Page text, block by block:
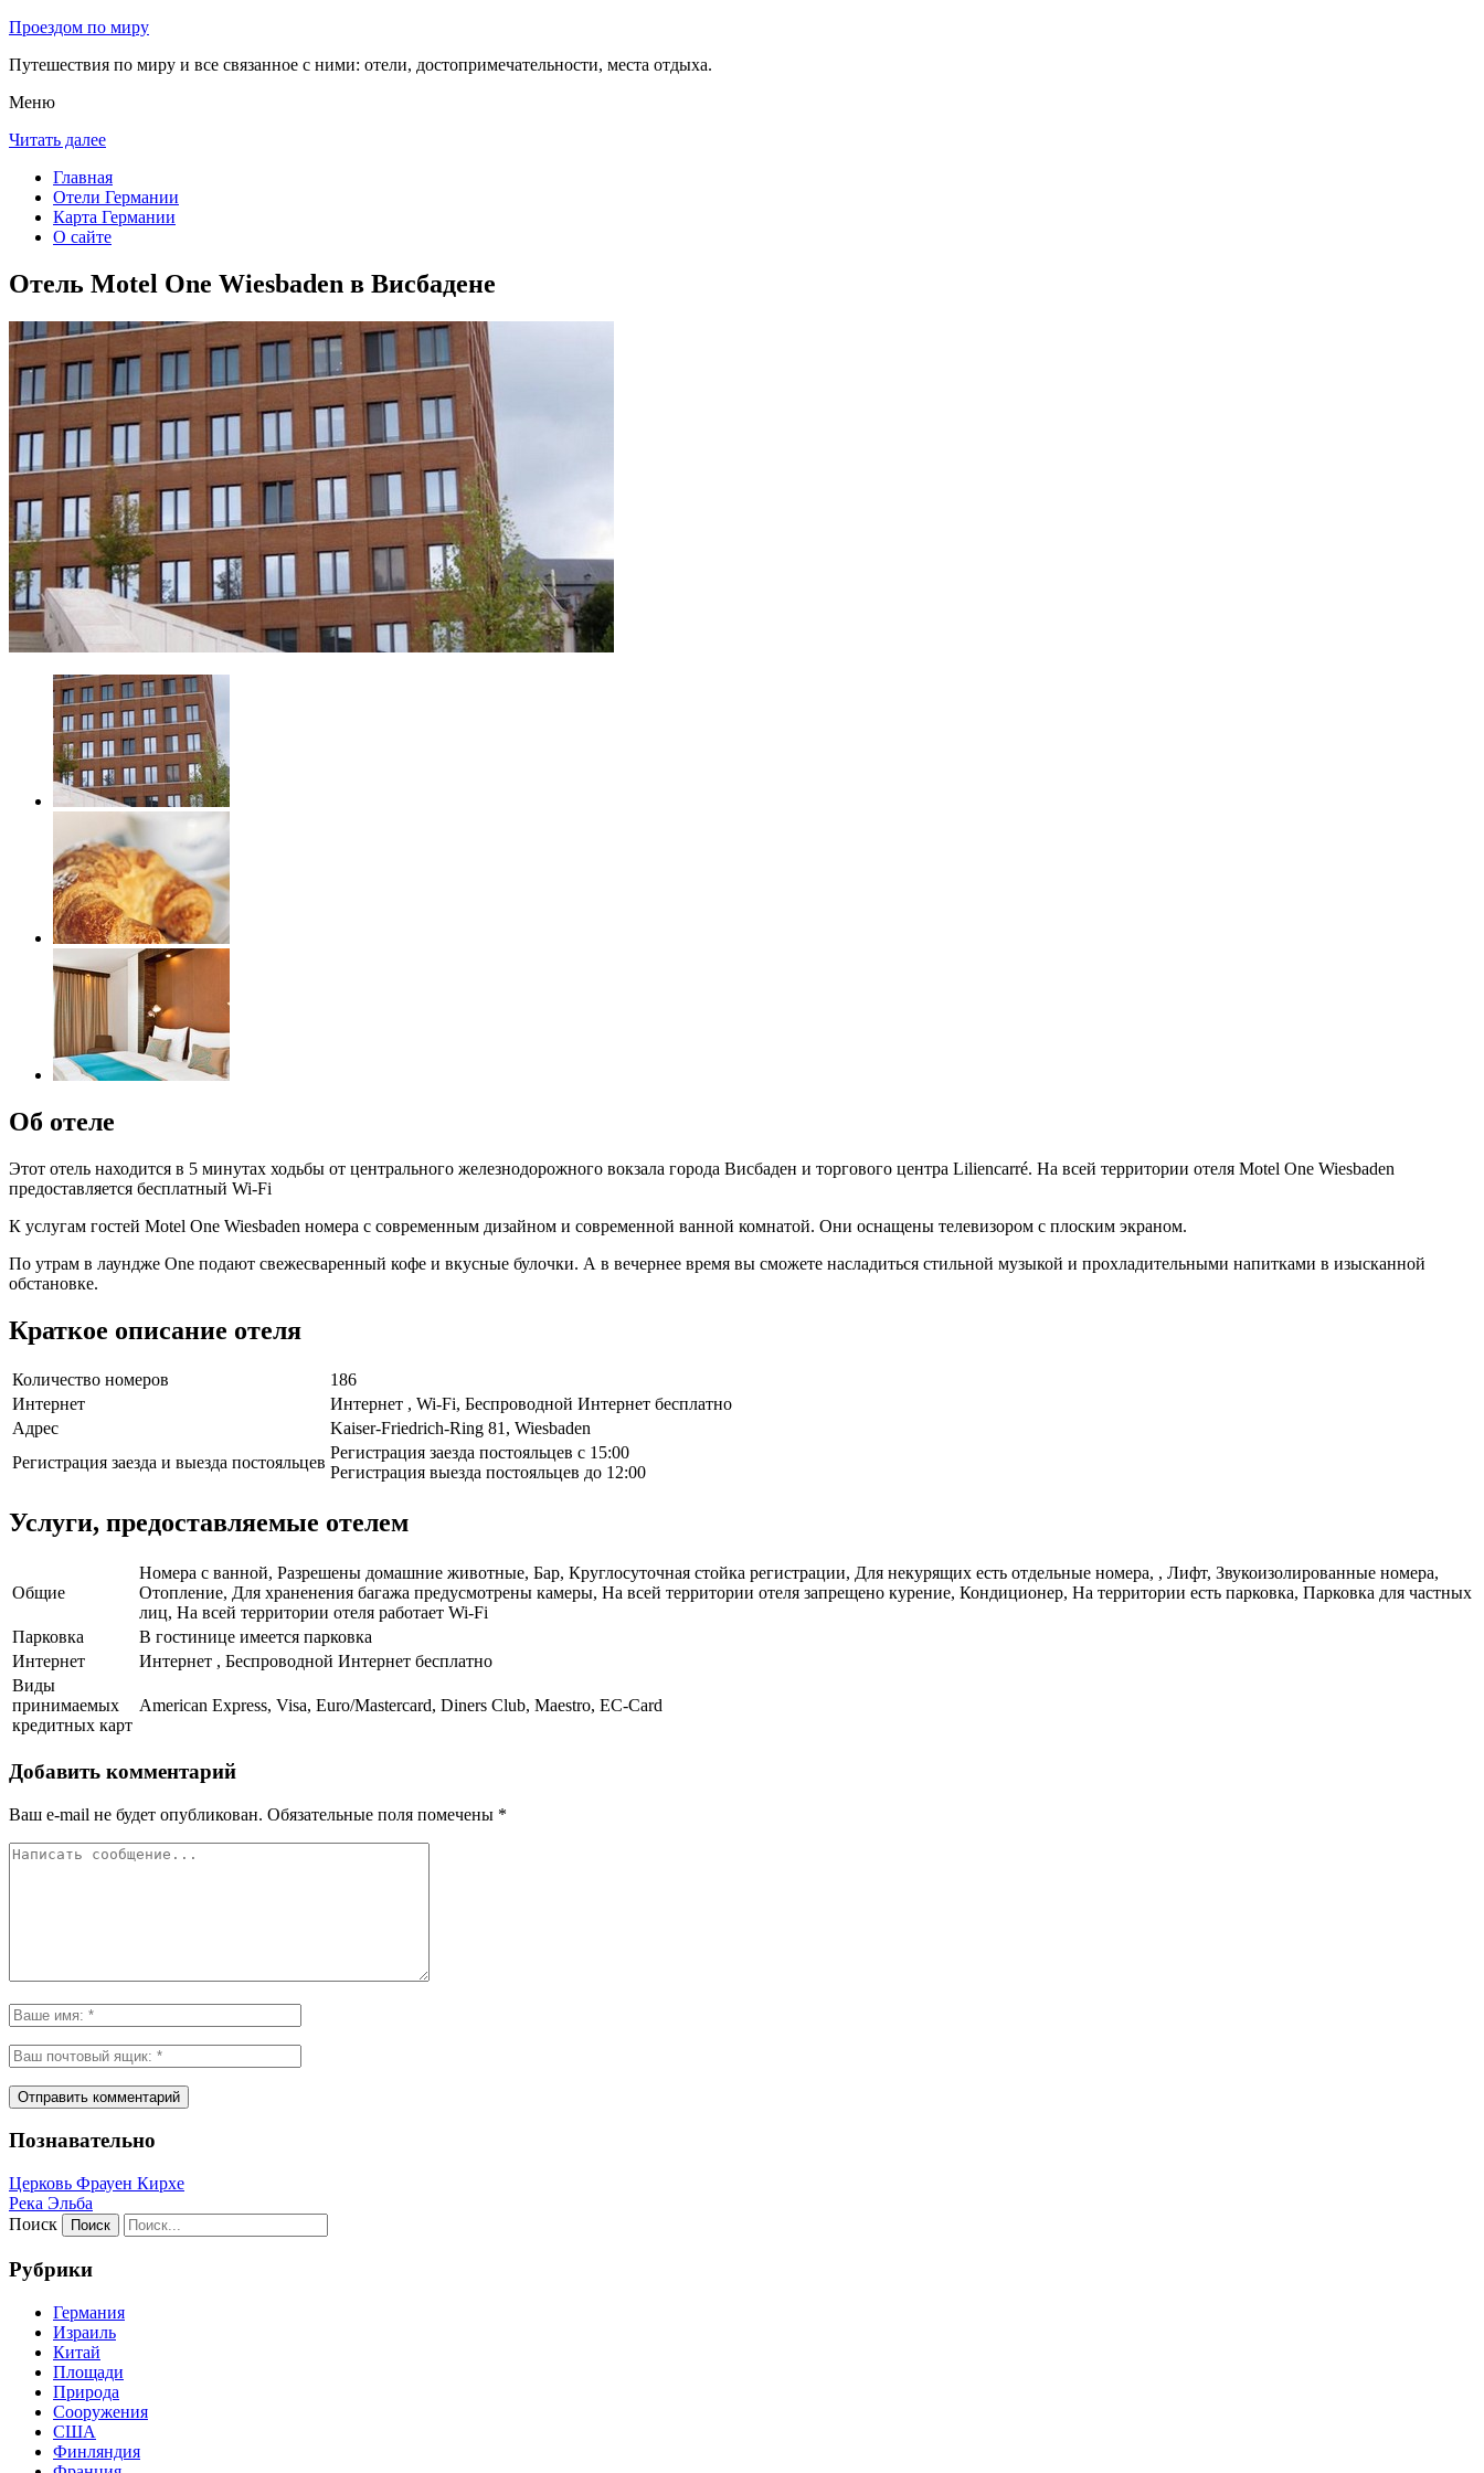
Проездом по миру
Путешествия по миру и все связанное с ними: отели, достопримечательности, места отдыха.
Меню
Читать далее
Главная
Отели Германии
Карта Германии
О сайте
Отель Motel One Wiesbaden в Висбадене
Об отеле
Этот отель находится в 5 минутах ходьбы от центрального железнодорожного вокзала города Висбаден и торгового центра Liliencarré. На всей территории отеля Motel One Wiesbaden
предоставляется бесплатный Wi-Fi
К услугам гостей Motel One Wiesbaden номера с современным дизайном и современной ванной комнатой. Они оснащены телевизором с плоским экраном.
По утрам в лаундже One подают свежесваренный кофе и вкусные булочки. А в вечернее время вы сможете насладиться стильной музыкой и прохладительными напитками в изысканной
обстановке.
Краткое описание отеля
Количество номеров
186
Интернет
Интернет , Wi-Fi, Беспроводной Интернет бесплатно
Адрес
Kaiser-Friedrich-Ring 81, Wiesbaden
Регистрация заезда и выезда постояльцев
Регистрация заезда постояльцев с 15:00
Регистрация выезда постояльцев до 12:00
Услуги, предоставляемые отелем
Общие
Номера с ванной, Разрешены домашние животные, Бар, Круглосуточная стойка регистрации, Для некурящих есть отдельные номера, , Лифт, Звукоизолированные номера,
Отопление, Для храненения багажа предусмотрены камеры, На всей территории отеля запрещено курение, Кондиционер, На территории есть парковка, Парковка для частных
лиц, На всей территории отеля работает Wi-Fi
Парковка
В гостинице имеется парковка
Интернет
Интернет , Беспроводной Интернет бесплатно
Виды
принимаемых
кредитных карт
American Express, Visa, Euro/Mastercard, Diners Club, Maestro, EC-Card
Добавить комментарий
Ваш e-mail не будет опубликован. Обязательные поля помечены *
Познавательно
Церковь Фрауен Кирхе
Река Эльба
Поиск
Рубрики
Германия
Израиль
Китай
Площади
Природа
Сооружения
США
Финляндия